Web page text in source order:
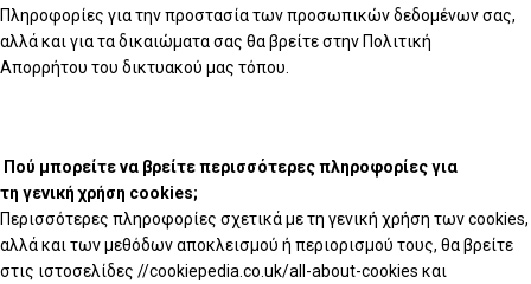
Πληροφορίες για την προστασία των προσωπικών δεδομένων σας,
αλλά και για τα δικαιώματα σας θα βρείτε στην Πολιτική
Απορρήτου του δικτυακού μας τόπου.
Πού μπορείτε να βρείτε περισσότερες πληροφορίες για
τη γενική χρήση cookies;
Περισσότερες πληροφορίες σχετικά με τη γενική χρήση των cookies,
αλλά και των μεθόδων αποκλεισμού ή περιορισμού τους, θα βρείτε
στις ιστοσελίδες //cookiepedia.co.uk/all-about-cookies και